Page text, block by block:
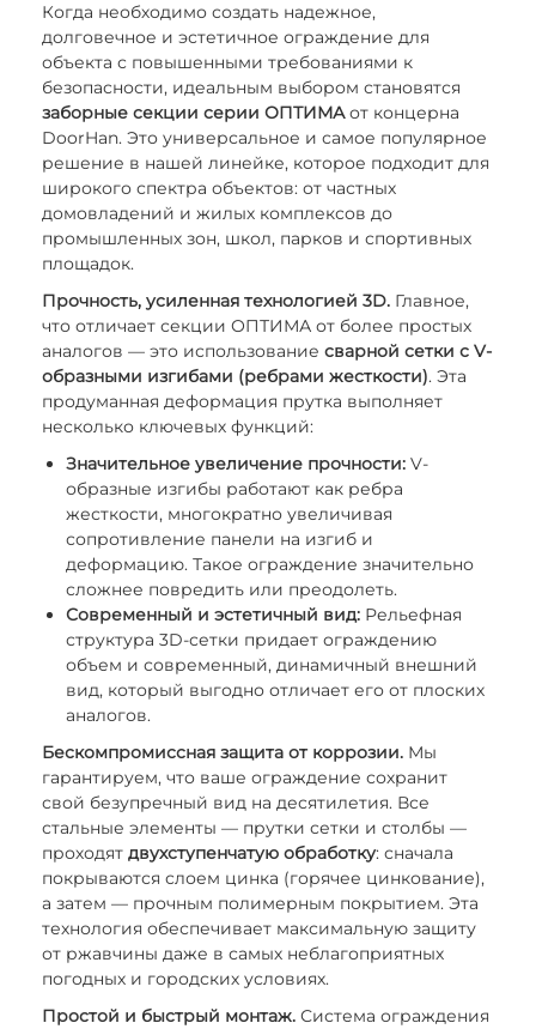
Когда необходимо создать надежное,
долговечное и эстетичное ограждение для
объекта с повышенными требованиями к
безопасности, идеальным выбором становятся
заборные секции серии ОПТИМАот концерна
DoorHan. Это универсальное и самое популярное
решение в нашей линейке, которое подходит для
широкого спектра объектов: от частных
домовладений и жилых комплексов до
промышленных зон, школ, парков и спортивных
площадок.
Прочность, усиленная технологией 3D. Главное,
что отличает секции ОПТИМА от более простых
аналогов — это использование сварной сетки с V-
образными изгибами (ребрами жесткости). Эта
продуманная деформация прутка выполняет
несколько ключевых функций:
Значительное увеличение прочности: V-
образные изгибы работают как ребра
жесткости, многократно увеличивая
сопротивление панели на изгиб и
деформацию. Такое ограждение значительно
сложнее повредить или преодолеть.
Современный и эстетичный вид: Рельефная
структура 3D-сетки придает ограждению
объем и современный, динамичный внешний
вид, который выгодно отличает его от плоских
аналогов.
Бескомпромиссная защита от коррозии. Мы
гарантируем, что ваше ограждение сохранит
свой безупречный вид на десятилетия. Все
стальные элементы — прутки сетки и столбы —
проходят двухступенчатую обработку: сначала
покрываются слоем цинка (горячее цинкование),
а затем — прочным полимерным покрытием. Эта
технология обеспечивает максимальную защиту
от ржавчины даже в самых неблагоприятных
погодных и городских условиях.
Простой и быстрый монтаж. Система ограждения